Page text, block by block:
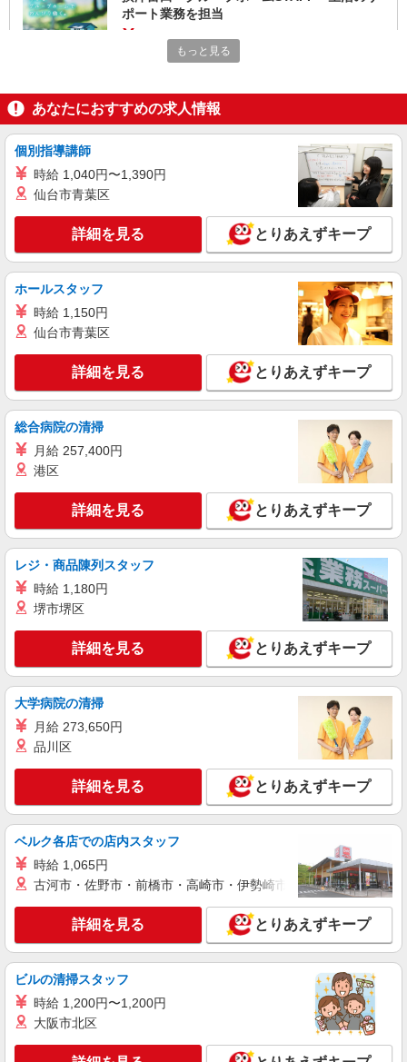
ポート業務を担当
時給1600円〜2250円 ＜日払い有/週払い有/交
通費全支給(ガソリン代含む)＞
キープ
派遣社員
株式会社kotrio /●KT-H-2091839
高槻市駅＊少人数グルホで利用者さんと家事や
掃除など♪日払いOK
時給1600円〜2250円 ＜日払い有/週払い有/交
通費全支給(ガソリン代含む)＞
高槻市城北町付近 最寄り：高槻市駅
キープ 詳細を見る
派遣社員
株式会社kotrio /●KT-H-2013079
高槻市駅＊少人数グルホで利用者さんと家事や
掃除など♪日払いOK
時給1600円〜2250円 ＜日払い有/週払い有/交
高槻市城北町付近 最寄り：高槻市駅
キープ 詳細を見る
派遣社員
株式会社kotrio /●KT-H-1991810
高槻市駅｜シニア向けマンションで夜勤専従＊
時給1600円〜2250円 ＜日払い有/週払い有/交
通費全支給(ガソリン代含む)＞
高槻市城北町付近 最寄り：高槻市駅
詳細を見る
派遣社員
上牧駅★シフト柔軟で長く働きやすいシニア向
けマンション
時給1600円〜2250円 ＜日払い有/週払い有/交
通費全支給(ガソリン代含む)＞
上牧駅周辺でご紹介//交通費全支給
キープ 詳細を見る
派遣社員
株式会社kotrio /●KT-H-2014528
高槻駅◆サ高住スタッフ◆穏やかな職場×週
3〜×残業なし
時給1600円〜2250円 ＜日払い有/週払い有/交
通費全支給(ガソリン代含む)＞
もっと見る
あなたにおすすめの求人情報
個別指導講師
時給 1,040円〜1,390円
仙台市青葉区
詳細を見る とりあえずキープ
ホールスタッフ
時給 1,150円
仙台市青葉区
詳細を見る とりあえずキープ
総合病院の清掃
月給 257,400円
港区
詳細を見る とりあえずキープ
レジ・商品陳列スタッフ
時給 1,180円
堺市堺区
詳細を見る とりあえずキープ
大学病院の清掃
月給 273,650円
品川区
詳細を見る とりあえずキープ
ベルク各店での店内スタッフ
時給 1,065円
古河市・佐野市・前橋市・高崎市・伊勢崎市・太田市・館林市
詳細を見る とりあえずキープ
ビルの清掃スタッフ
時給 1,200円〜1,200円
大阪市北区